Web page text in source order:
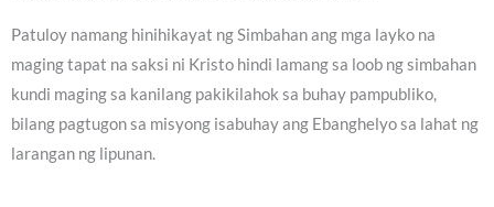
Patuloy namang hinihikayat ng Simbahan ang mga layko na
maging tapat na saksi ni Kristo hindi lamang sa loob ng simbahan
kundi maging sa kanilang pakikilahok sa buhay pampubliko,
bilang pagtugon sa misyong isabuhay ang Ebanghelyo sa lahat ng
larangan ng lipunan.